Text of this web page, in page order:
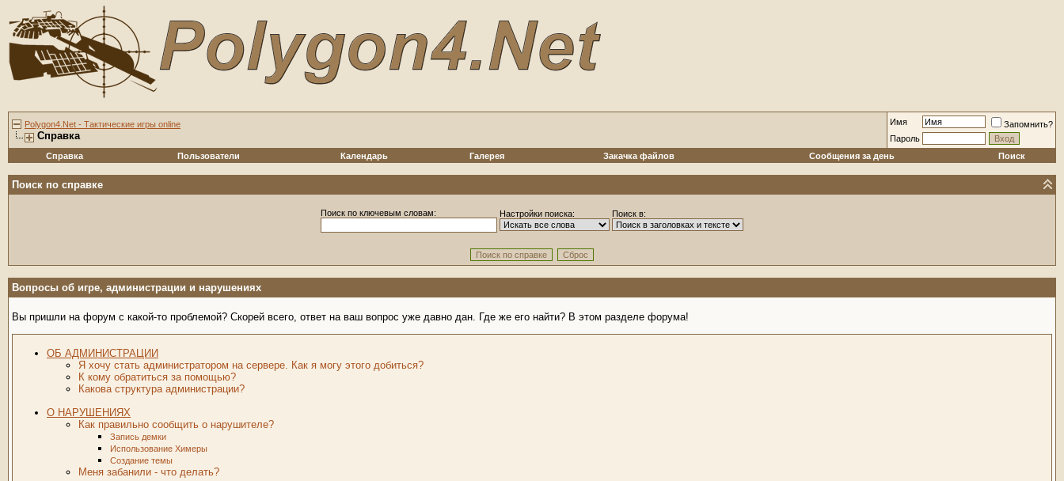
Polygon4.Net - Тактические игры online
Справка
Имя
Запомнить?
Пароль
Справка
Пользователи Календарь Галерея Закачка файлов Сообщения за день Поиск
Поиск по справке
Поиск по ключевым словам: Настройки поиска: Поиск в:
Вопросы об игре, администрации и нарушениях
Вы пришли на форум с какой-то проблемой? Скорей всего, ответ на ваш вопрос уже давно дан. Где же его найти? В этом разделе форума!
ОБ АДМИНИСТРАЦИИ
Я хочу стать администратором на сервере. Как я могу этого добиться?
К кому обратиться за помощью?
Какова структура администрации?
О НАРУШЕНИЯХ
Как правильно сообщить о нарушителе?
Запись демки
Использование Химеры
Создание темы
Меня забанили - что делать?